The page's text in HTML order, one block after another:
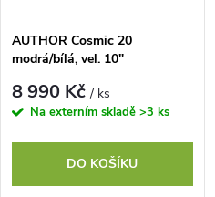
AUTHOR Cosmic 20
modrá/bílá, vel. 10"
8 990 Kč/ ks
Na externím skladě >3 ks
DO KOŠÍKU